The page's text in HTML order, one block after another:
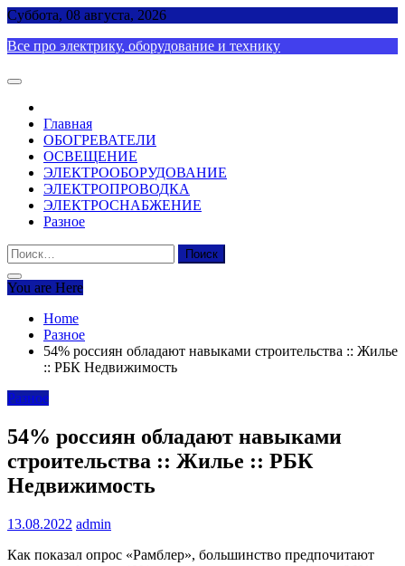
Skip
content
Суббота, 08 августа, 2026
Все про электрику, оборудование и технику
Главная
ОБОГРЕВАТЕЛИ
ОСВЕЩЕНИЕ
ЭЛЕКТРООБОРУДОВАНИЕ
ЭЛЕКТРОПРОВОДКА
ЭЛЕКТРОСНАБЖЕНИЕ
Разное
Найти:
You are Here
Home
Разное
54% россиян обладают навыками строительства :: Жилье
:: РБК Недвижимость
Разное
54% россиян обладают навыками
строительства :: Жилье :: РБК
Недвижимость
13.08.2022 admin
Как показал опрос «Рамблер», большинство предпочитают